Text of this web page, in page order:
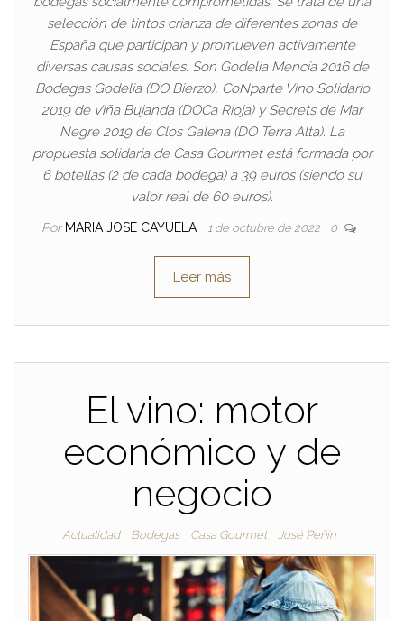
selección de tintos crianza de diferentes zonas de
España que participan y promueven activamente
diversas causas sociales. Son Godelia Mencía 2016 de
Bodegas Godelia (DO Bierzo), CoNparte Vino Solidario
2019 de Viña Bujanda (DOCa Rioja) y Secrets de Mar
Negre 2019 de Clos Galena (DO Terra Alta). La
propuesta solidaria de Casa Gourmet está formada por
6 botellas (2 de cada bodega) a 39 euros (siendo su
valor real de 60 euros).
Por MARIA JOSE CAYUELA 1 de octubre de 2022 0
Leer más
El vino: motor
económico y de
negocio
Actualidad Bodegas Casa Gourmet José Peñín